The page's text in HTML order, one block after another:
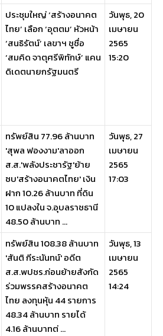
ประชุมใหญ่ ‘สร้างอนาคต
ไทย’ เลือก ‘อุตตม’ หัวหน้า
‘สนธิรัตน์’ เลขาฯ ชูชื่อ
‘สมคิด จาตุศรีพิทักษ์’ แคน
ดิเดตนายกรัฐมนตรี
วันพุธ, 20
เมษายน
2565
15:20
ทรัพย์สิน 77.96 ล้านบาท
'สุพล ฟองงาม'ลาออก
ส.ส.'พลังประชารัฐ'ย้าย
ซบ'สร้างอนาคตไทย' เงิน
ฝาก 10.26 ล้านบาท ที่ดิน
10 แปลงใน จ.อุบลราชธานี
48.50 ล้านบาท ...
วันพุธ, 27
เมษายน
2565
17:03
ทรัพย์สิน 108.38 ล้านบาท
'สันติ กีระนันทน์' อดีต
ส.ส.พปชร.ก่อนย้ายสังกัด
ร่วมพรรคสร้างอนาคต
ไทย ลงทุนหุ้น 44 รายการ
48.34 ล้านบาท รายได้
4.16 ล้านบาทต่ ...
วันพุธ, 13
เมษายน
2565
14:24